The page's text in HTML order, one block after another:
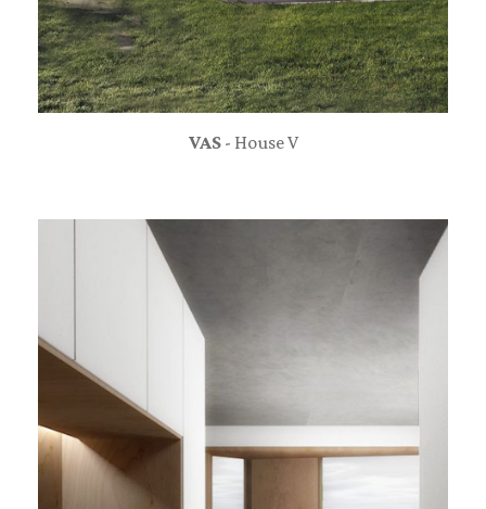
VAS- House V